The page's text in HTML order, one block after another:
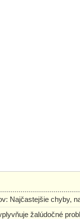
Najčastejšie chyby,
žalúdočné